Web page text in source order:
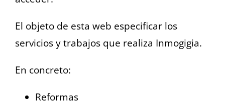
El objeto de esta web especificar los
servicios y trabajos que realiza Inmogigia.
En concreto:
Reformas